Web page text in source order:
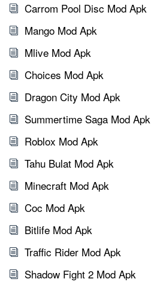
Carrom Pool Disc Mod Apk
Mango Mod Apk
Mlive Mod Apk
Choices Mod Apk
Dragon City Mod Apk
Summertime Saga Mod Apk
Roblox Mod Apk
Tahu Bulat Mod Apk
Minecraft Mod Apk
Coc Mod Apk
Bitlife Mod Apk
Traffic Rider Mod Apk
Shadow Fight 2 Mod Apk